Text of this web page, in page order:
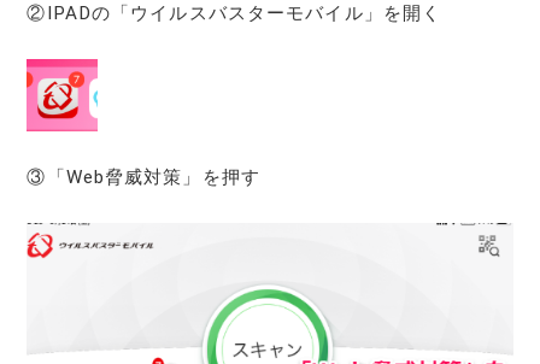
②IPADの「ウイルスバスターモバイル」を開く
③「Web脅威対策」を押す